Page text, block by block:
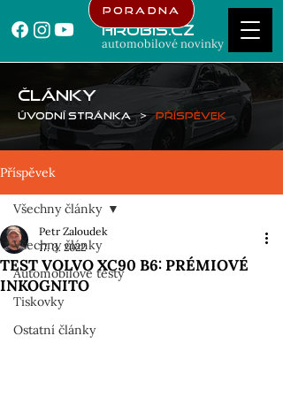
Hrubis.cz
automobilové novinky
Poradna
ČLÁNKY
Úvodní stránka > Příspěvek
Příspěvek
Všechny články
Automobilové testy
Tiskovky
Ostatní články
Všechny články
TEST VOLVO XC90 B6: PRÉMIOVÉ
INKOGNITO
Petr Zaloudek
17. 3. 2022